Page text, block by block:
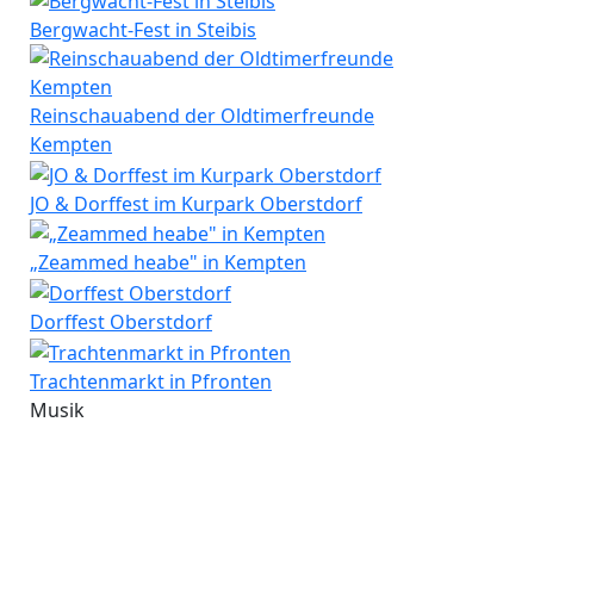
Bergwacht-Fest in Steibis
Reinschauabend der Oldtimerfreunde
Kempten
JO & Dorffest im Kurpark Oberstdorf
„Zeammed heabe" in Kempten
Dorffest Oberstdorf
Trachtenmarkt in Pfronten
Musik